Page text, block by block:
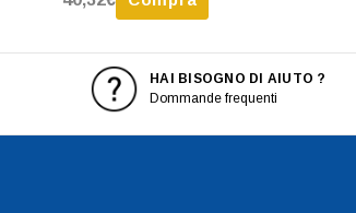
HAI BISOGNO DI AIUTO ?
Dommande frequenti